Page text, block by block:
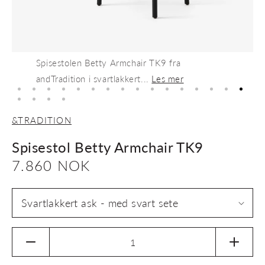
Spisestolen Betty Armchair TK9 fra
andTradition i svartlakkert... Les mer
&TRADITION
Spisestol Betty Armchair TK9
Vanlig
pris
7.860 NOK
antallet
Øk